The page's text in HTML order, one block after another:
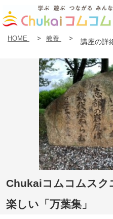
HOME > 教養 > 講座の詳
Chukaiコムコムスク
楽しい「万葉集」